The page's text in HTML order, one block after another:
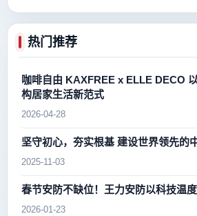
热门推荐
咖啡自由 KAXFREE x ELLE DECO
构居家生活新范式
2026-04-28
坚守初心，夯实根基 建设
2025-11-03
春节安防不缺位！王力安防以科技温
2026-01-23